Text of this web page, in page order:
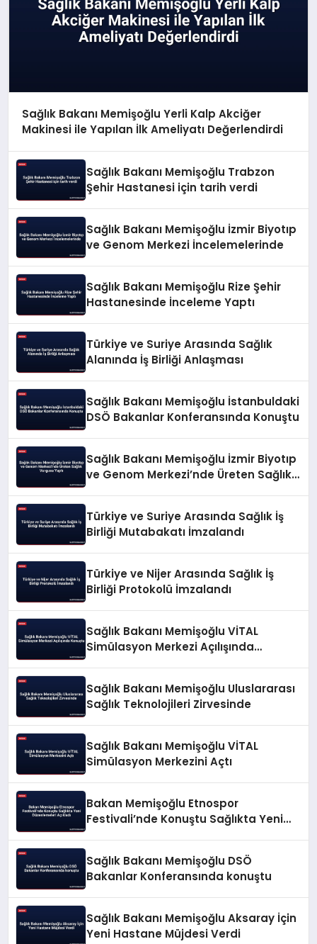
Sağlık Bakanı Memişoğlu Yerli Kalp Akciğer
Makinesi ile Yapılan İlk Ameliyatı Değerlendirdi
Sağlık Bakanı Memişoğlu Trabzon
Şehir Hastanesi için tarih verdi
Sağlık Bakanı Memişoğlu İzmir Biyotıp
ve Genom Merkezi İncelemelerinde
Sağlık Bakanı Memişoğlu Rize Şehir
Hastanesinde İnceleme Yaptı
Türkiye ve Suriye Arasında Sağlık
Alanında İş Birliği Anlaşması
Sağlık Bakanı Memişoğlu İstanbuldaki
DSÖ Bakanlar Konferansında Konuştu
Sağlık Bakanı Memişoğlu İzmir Biyotıp
ve Genom Merkezi’nde Üreten Sağlık
Türkiye ve Suriye Arasında Sağlık İş
Birliği Mutabakatı İmzalandı
Türkiye ve Nijer Arasında Sağlık İş
Birliği Protokolü İmzalandı
Sağlık Bakanı Memişoğlu VİTAL
Simülasyon Merkezi Açılışında
Sağlık Bakanı Memişoğlu Uluslararası
Sağlık Teknolojileri Zirvesinde
Sağlık Bakanı Memişoğlu VİTAL
Simülasyon Merkezini Açtı
Bakan Memişoğlu Etnospor
Festivali’nde Konuştu Sağlıkta Yeni
Sağlık Bakanı Memişoğlu DSÖ
Bakanlar Konferansında konuştu
Sağlık Bakanı Memişoğlu Aksaray İçin
Yeni Hastane Müjdesi Verdi